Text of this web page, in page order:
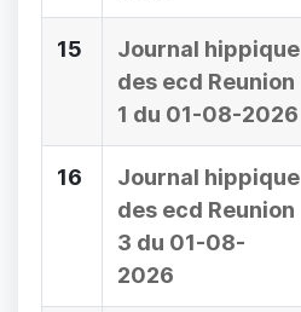
15
Journal hippique
des ecd Reunion
1 du 01-08-2026
16
Journal hippique
des ecd Reunion
3 du 01-08-
2026